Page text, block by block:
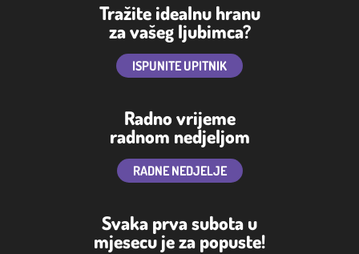
Tražite idealnu hranu
za vašeg ljubimca?
ISPUNITE UPITNIK
Radno vrijeme
radnom nedjeljom
RADNE NEDJELJE
Svaka prva subota u
mjesecu je za popuste!